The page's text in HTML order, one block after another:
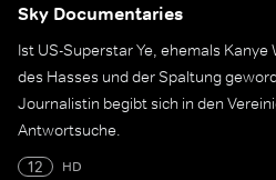
Sky Documentaries
Ist US-Superstar Ye, ehemals
des Hasses und der Spaltung
Journalistin begibt sich in den
Antwortsuche.
12
HD